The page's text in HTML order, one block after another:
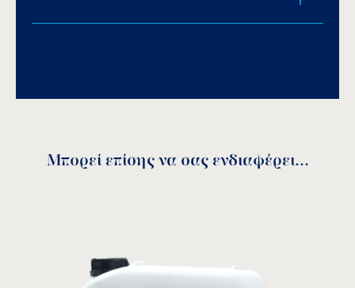
Μπορεί επίσης να σας ενδιαφέρει...